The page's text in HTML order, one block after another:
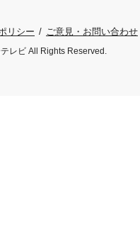
リシー ご意見・お問い合わせ
レビ All Rights Reserved.